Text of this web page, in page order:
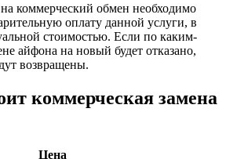
коммерческий обмен необходимо
оплату данной услуги, в
стоимостью. Если по каким-
айфона на новый будет отказано,
возвращены.
коммерческая замена
Цена